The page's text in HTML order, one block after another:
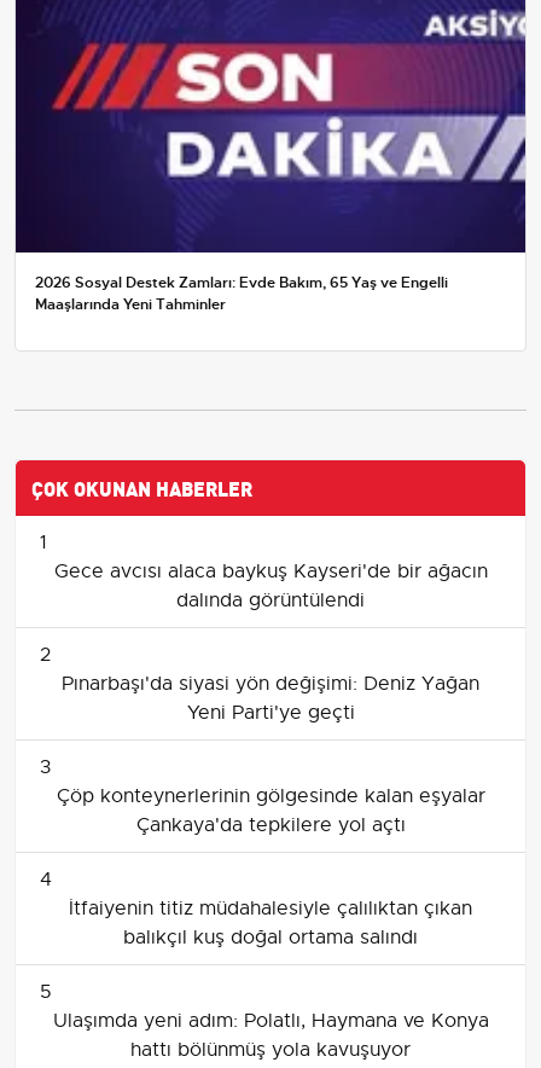
2026 Sosyal Destek Zamları: Evde Bakım, 65 Yaş ve Engelli
Maaşlarında Yeni Tahminler
ÇOK OKUNAN HABERLER
1
Gece avcısı alaca baykuş Kayseri'de bir ağacın
dalında görüntülendi
2
Pınarbaşı'da siyasi yön değişimi: Deniz Yağan
Yeni Parti'ye geçti
3
Çöp konteynerlerinin gölgesinde kalan eşyalar
Çankaya'da tepkilere yol açtı
4
İtfaiyenin titiz müdahalesiyle çalılıktan çıkan
balıkçıl kuş doğal ortama salındı
5
Ulaşımda yeni adım: Polatlı, Haymana ve Konya
hattı bölünmüş yola kavuşuyor